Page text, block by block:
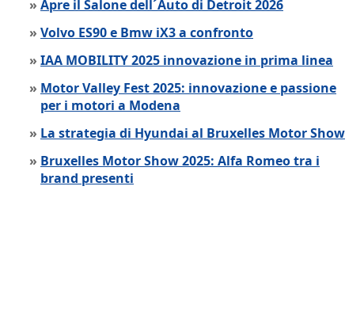
» Apre il Salone dell´Auto di Detroit 2026
» Volvo ES90 e Bmw iX3 a confronto
» IAA MOBILITY 2025 innovazione in prima linea
» Motor Valley Fest 2025: innovazione e passione
per i motori a Modena
» La strategia di Hyundai al Bruxelles Motor Show
» Bruxelles Motor Show 2025: Alfa Romeo tra i
brand presenti